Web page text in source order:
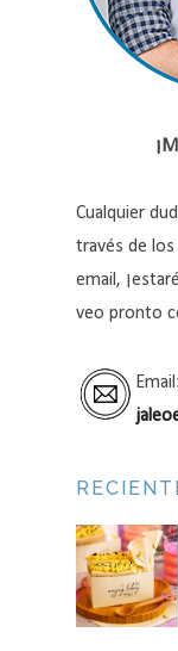
Cualquier
través de
email,
veo pronto
Email: